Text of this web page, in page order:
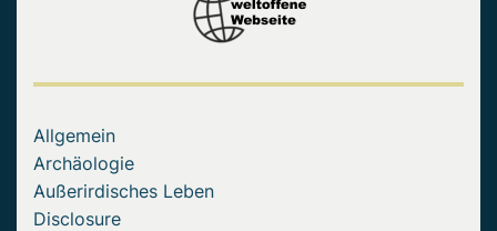
Allgemein
Archäologie
Außerirdisches Leben
Disclosure